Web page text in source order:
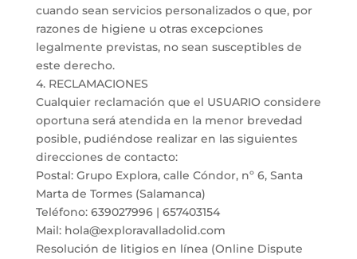
cuando sean servicios personalizados o que, por
razones de higiene u otras excepciones
legalmente previstas, no sean susceptibles de
este derecho.
4. RECLAMACIONES
Cualquier reclamación que el USUARIO considere
oportuna será atendida en la menor brevedad
posible, pudiéndose realizar en las siguientes
direcciones de contacto:
Postal: Grupo Explora, calle Cóndor, nº 6, Santa
Marta de Tormes (Salamanca)
Teléfono: 639027996 | 657403154
Mail: hola@exploravalladolid.com
Resolución de litigios en línea (Online Dispute